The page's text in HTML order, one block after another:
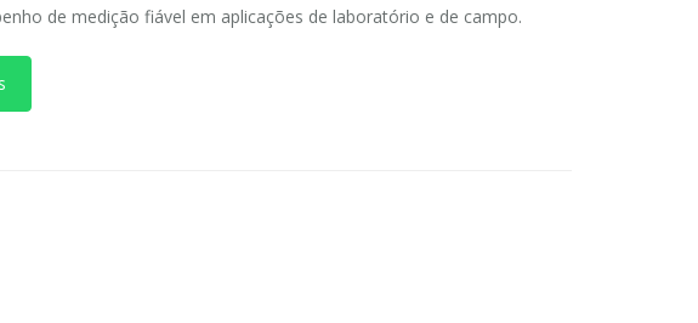
de medição fiável em aplicações de laboratório e de campo.